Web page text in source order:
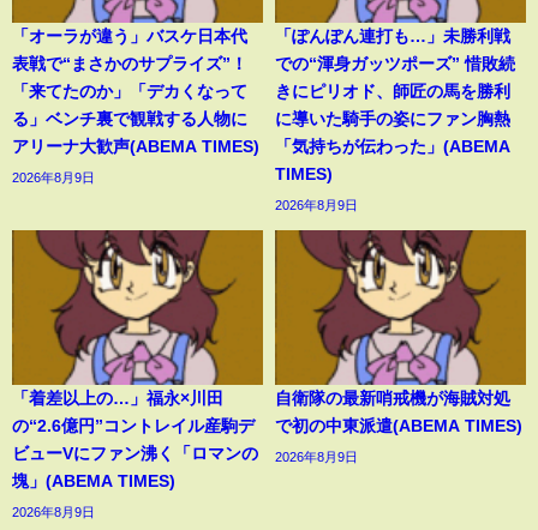
「オーラが違う」バスケ日本代
表戦で“まさかのサプライズ”！
「来てたのか」「デカくなって
る」ベンチ裏で観戦する人物に
アリーナ大歓声(ABEMA TIMES)
2026年8月9日
「ぽんぽん連打も…」未勝利戦
での“渾身ガッツポーズ” 惜敗続
きにピリオド、師匠の馬を勝利
に導いた騎手の姿にファン胸熱
「気持ちが伝わった」(ABEMA
TIMES)
2026年8月9日
「着差以上の…」福永×川田
の“2.6億円”コントレイル産駒デ
ビューVにファン沸く「ロマンの
塊」(ABEMA TIMES)
2026年8月9日
自衛隊の最新哨戒機が海賊対処
で初の中東派遣(ABEMA TIMES)
2026年8月9日